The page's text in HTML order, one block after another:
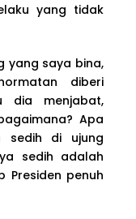
yang tidak
yang saya bina,
diberi
dia menjabat,
Apa
sedih di ujung
sedih adalah
Presiden penuh